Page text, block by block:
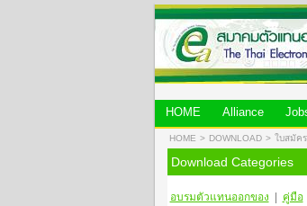
HOME Alliance
HOME > DOWNLOAD > ใบสมัค
Download Categories
อบรมตัวแทนออกของ คู่มือ